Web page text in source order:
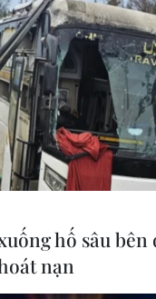
hố sâu bên
nạn